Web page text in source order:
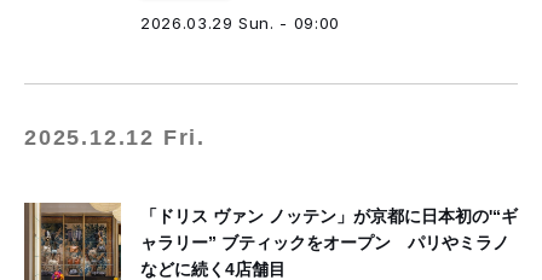
2026.03.29 Sun. - 09:00
2025.12.12 Fri.
「ドリス ヴァン ノッテン」が京都に日本初の'“ギ
ャラリー” ブティックをオープン パリやミラノ
などに続く4店舗目